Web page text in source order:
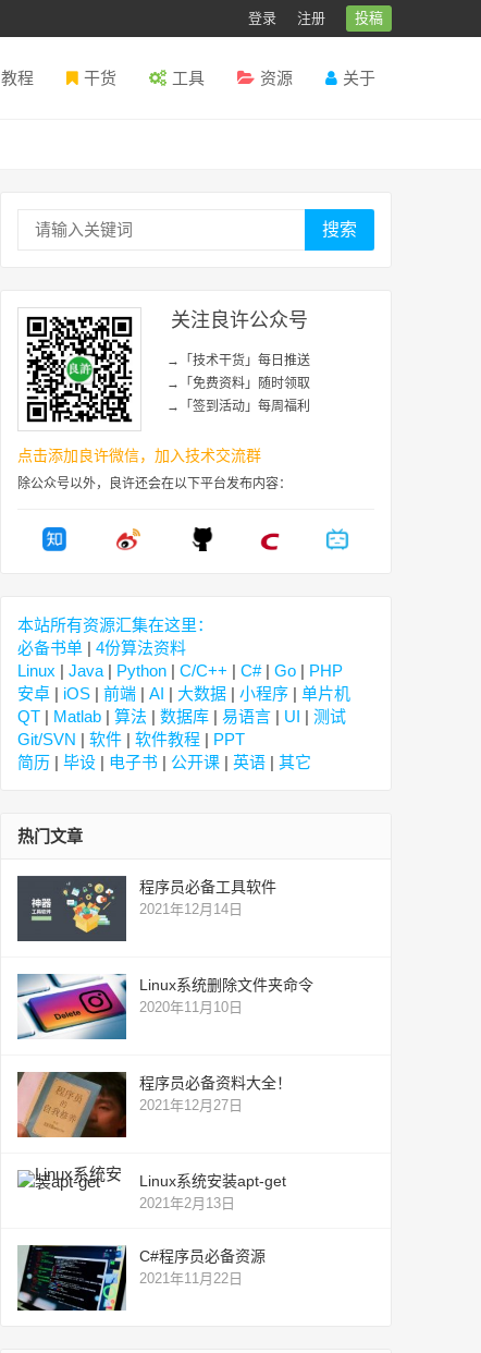
登录 注册 投稿
教程 干货 工具 资源 关于
搜索
关注良许公众号
→「技术干货」每日推送
→「免费资料」随时领取
→「签到活动」每周福利
点击添加良许微信，加入技术交流群
除公众号以外，良许还会在以下平台发布内容：
本站所有资源汇集在这里：
必备书单 | 4份算法资料
Linux | Java | Python | C/C++ | C#| Go | PHP
安卓 | iOS | 前端 | AI | 大数据 | 小程序 | 单片机
QT | Matlab | 算法 | 数据库 | 易语言 | UI | 测试
Git/SVN | 软件 | 软件教程 | PPT
简历 | 毕设 | 电子书 | 公开课 | 英语 | 其它
热门文章
程序员必备工具软件
2021年12月14日
Linux系统删除文件夹命令
2020年11月10日
程序员必备资料大全！
2021年12月27日
Linux系统安装apt-get
2021年2月13日
C#程序员必备资源
2021年11月22日